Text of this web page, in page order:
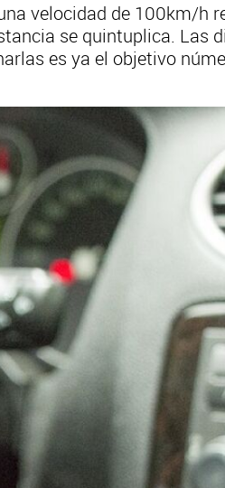
velocidad de 100km/h
se quintuplica. Las
es ya el objetivo